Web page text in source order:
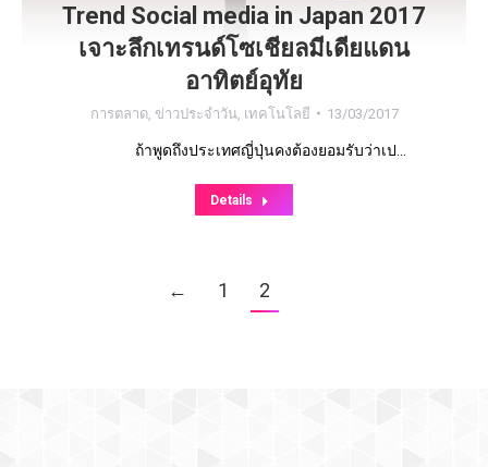
Trend Social media in Japan 2017
เจาะลึกเทรนด์โซเชียลมีเดียแดน
อาทิตย์อุทัย
การตลาด, ข่าวประจำวัน, เทคโนโลยี 13/03/2017
ถ้าพูดถึงประเทศญี่ปุ่นคงต้องยอมรับว่าเป…
Details
← 1 2